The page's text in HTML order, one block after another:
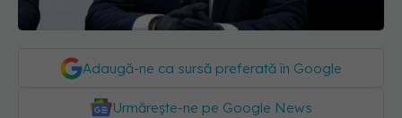
Adaugă-ne ca sursă preferată în Google
Urmărește-ne pe Google News